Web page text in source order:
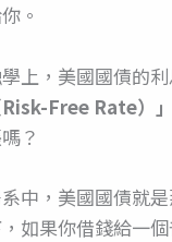
。
上，美國國債的
Risk-Free Rate）」
？
中，美國國債就
如果你借錢給一